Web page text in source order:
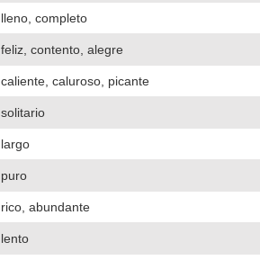
lleno, completo
feliz, contento, alegre
caliente, caluroso, picante
solitario
largo
puro
rico, abundante
lento